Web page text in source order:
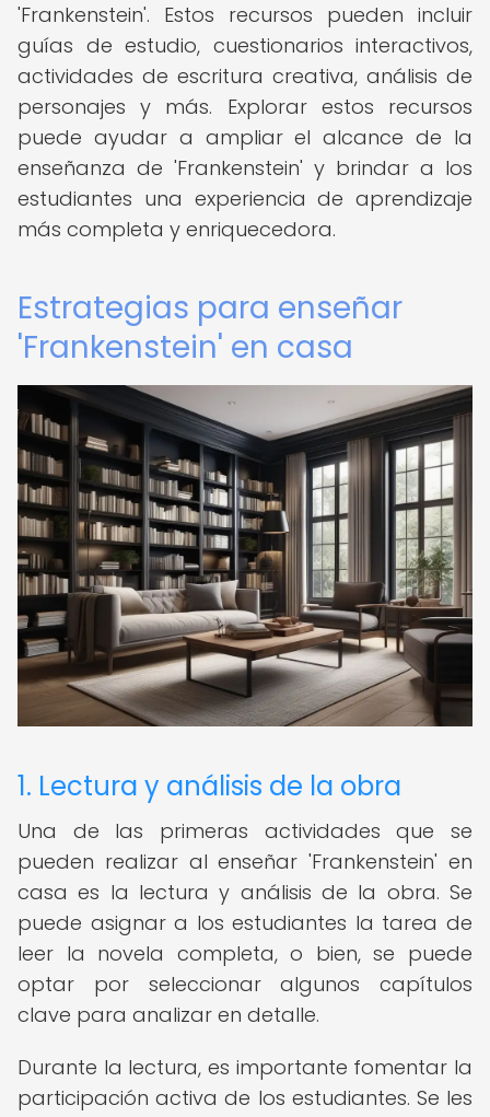
'Frankenstein'. Estos recursos pueden incluir
guías de estudio, cuestionarios interactivos,
actividades de escritura creativa, análisis de
personajes y más. Explorar estos recursos
puede ayudar a ampliar el alcance de la
enseñanza de 'Frankenstein' y brindar a los
estudiantes una experiencia de aprendizaje
más completa y enriquecedora.
Estrategias para enseñar
'Frankenstein' en casa
1. Lectura y análisis de la obra
Una de las primeras actividades que se
pueden realizar al enseñar 'Frankenstein' en
casa es la lectura y análisis de la obra. Se
puede asignar a los estudiantes la tarea de
leer la novela completa, o bien, se puede
optar por seleccionar algunos capítulos
clave para analizar en detalle.
Durante la lectura, es importante fomentar la
participación activa de los estudiantes. Se les